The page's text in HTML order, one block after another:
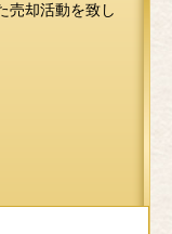
売却活動を致し